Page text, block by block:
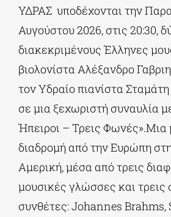
ΥΔΡΑΣ υποδέχονται την
Αυγούστου 2026, στις 20:30,
διακεκριμένους Έλληνες
βιολονίστα Αλέξανδρο
τον Υδραίο πιανίστα
σε μια ξεχωριστή συναυλία
Ήπειροι – Τρεις Φωνές».Μια
διαδρομή από την Ευρώπη
Αμερική, μέσα από τρεις
μουσικές γλώσσες και τρεις
συνθέτες: Johannes